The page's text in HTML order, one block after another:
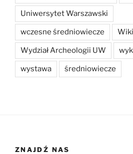
Uniwersytet Warszawski
wczesne średniowiecze
Wydział Archeologii UW
wystawa średniowiecze
ZNAJDŹ NAS